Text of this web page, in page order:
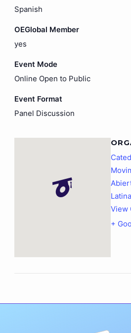
Spanish
OEGlobal Member
yes
Event Mode
Online Open to Public
Event Format
Panel Discussion
Latina
View
+